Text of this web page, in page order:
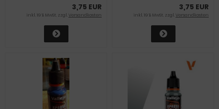
3,75 EUR
inkl. 19 % MwSt. zzgl.Versandkosten
3,75 EUR
inkl. 19 % MwSt. zzgl.Versandkosten